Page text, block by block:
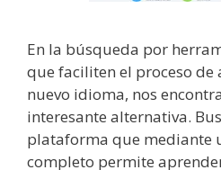
En la búsqueda por
que faciliten el proceso de
nuevo idioma, nos
interesante alternativa.
plataforma que mediante
completo permite